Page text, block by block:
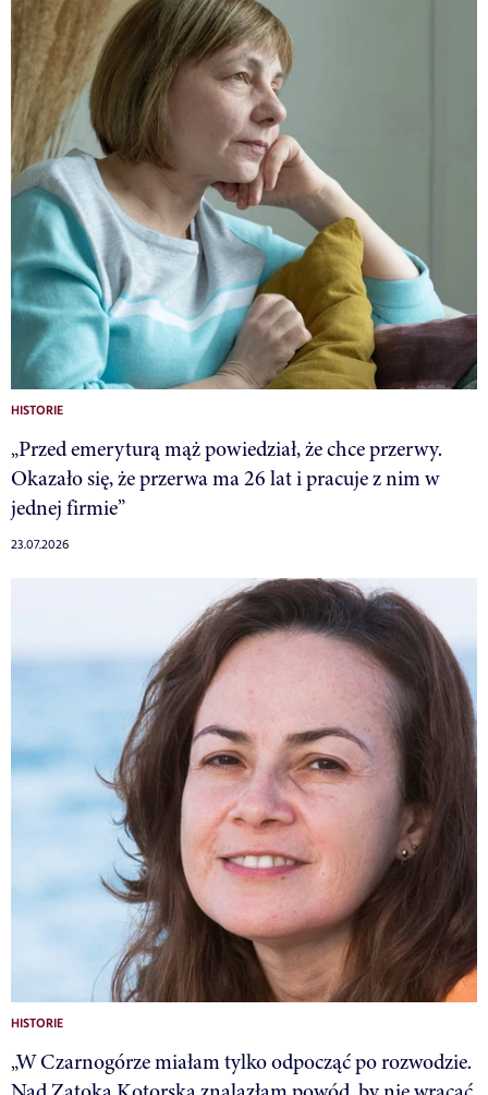
HISTORIE
„Przed emeryturą mąż powiedział, że chce przerwy.
Okazało się, że przerwa ma 26 lat i pracuje z nim w
jednej firmie”
23.07.2026
HISTORIE
„W Czarnogórze miałam tylko odpocząć po rozwodzie.